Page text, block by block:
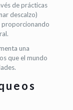
de prácticas
descalzo)
proporcionando
una
que el mundo